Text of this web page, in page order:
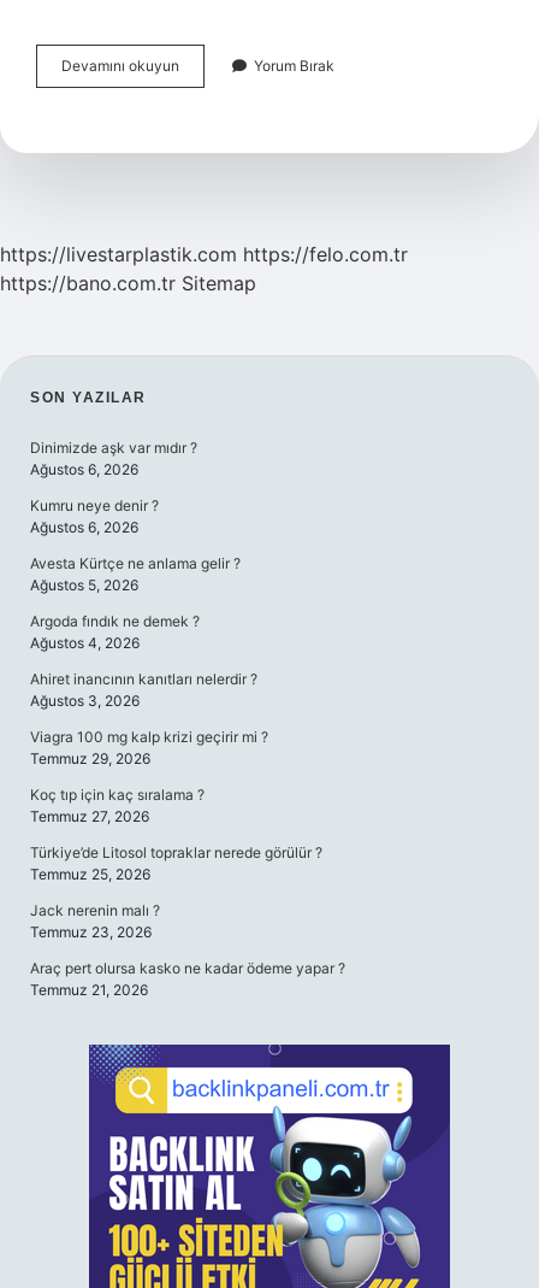
Devamını okuyun
Suresi
Eder
Yorum Bırak
https://livestarplastik.com https://felo.com.tr
https://bano.com.tr Sitemap
SIDEBAR
SON YAZILAR
Dinimizde aşk var mıdır ?
Ağustos 6, 2026
Kumru neye denir ?
Ağustos 6, 2026
Avesta Kürtçe ne anlama gelir ?
Ağustos 5, 2026
Argoda fındık ne demek ?
Ağustos 4, 2026
Ahiret inancının kanıtları nelerdir ?
Ağustos 3, 2026
Viagra 100 mg kalp krizi geçirir mi ?
Temmuz 29, 2026
Koç tıp için kaç sıralama ?
Temmuz 27, 2026
Türkiye’de Litosol topraklar nerede görülür ?
Temmuz 25, 2026
Jack nerenin malı ?
Temmuz 23, 2026
Araç pert olursa kasko ne kadar ödeme yapar ?
Temmuz 21, 2026